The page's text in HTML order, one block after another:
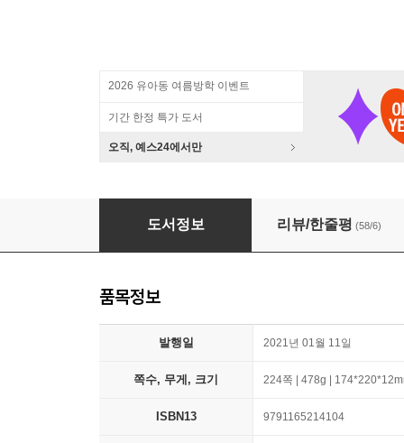
2026 유아동 여름방학 이벤트
기간 한정 특가 도서
오직, 예스24에서만
면역력 높이는 매일 집밥
도서정보 리뷰/한줄평 (58/6)
품목정보
발행일 2021년 01월 11일
쪽수, 무게, 크기 224쪽 | 478g |
ISBN13 9791165214104